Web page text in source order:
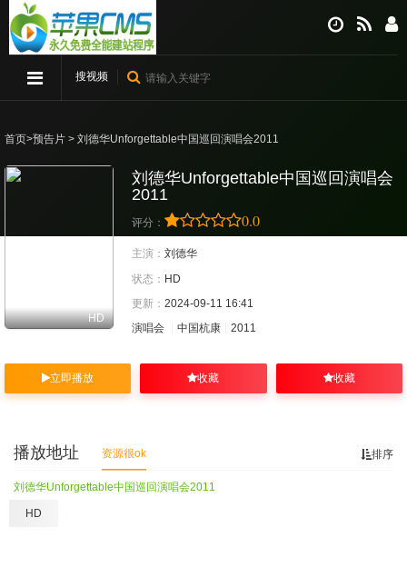
搜视频
首页>预告片 > 刘德华Unforgettable中国巡回演唱会2011
HD
刘德华Unforgettable中国巡回演唱会
2011
评分： 0.0
主演： 刘德华
状态： HD
更新： 2024-09-11 16:41
演唱会
中国杭康 2011
立即播放 收藏 收藏
排序
播放地址 资源很ok
刘德华Unforgettable中国巡回演唱会2011
HD